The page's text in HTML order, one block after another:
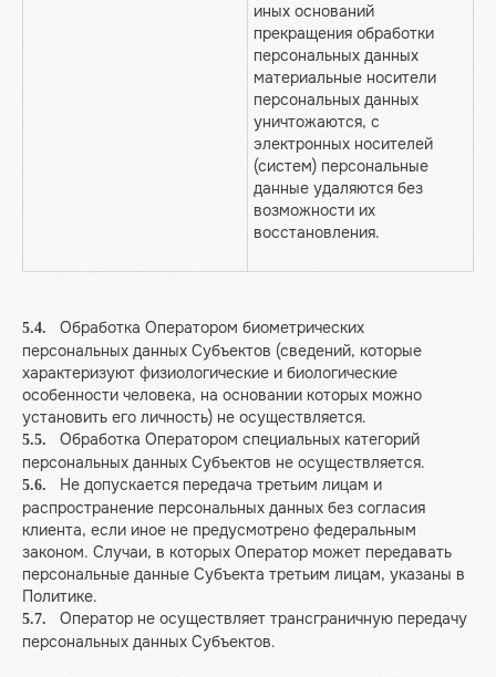
иных оснований
прекращения обработки
персональных данных
материальные носители
персональных данных
уничтожаются, с
электронных носителей
(систем) персональные
данные удаляются без
возможности их
восстановления.
5.4. Обработка Оператором биометрических
персональных данных Субъектов (сведений, которые
характеризуют физиологические и биологические
особенности человека, на основании которых можно
установить его личность) не осуществляется.
5.5. Обработка Оператором специальных категорий
персональных данных Субъектов не осуществляется.
5.6. Не допускается передача третьим лицам и
распространение персональных данных без согласия
клиента, если иное не предусмотрено федеральным
законом. Случаи, в которых Оператор может передавать
персональные данные Субъекта третьим лицам, указаны в
Политике.
5.7. Оператор не осуществляет трансграничную передачу
персональных данных Субъектов.